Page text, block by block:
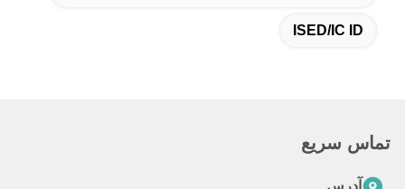
ISED/IC ID
تماس سریع